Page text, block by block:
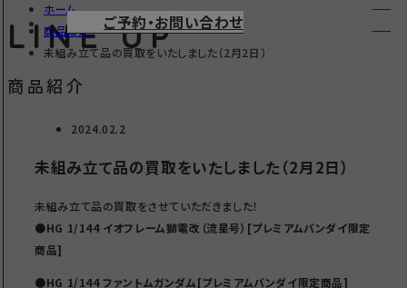
ご予約・お問い合わせ
LINE UP
商品紹介
ホーム
商品紹介
未組み立て品の買取をいたしました（2月2日）
2024.02.2
未組み立て品の買取をいたしました（2月2日）
未組み立て品の買取をさせていただきました！
●HG 1/144 イオフレーム獅電改（流星号）[プレミアムバンダイ限定
商品]
●HG 1/144 ファントムガンダム[プレミアムバンダイ限定商品]